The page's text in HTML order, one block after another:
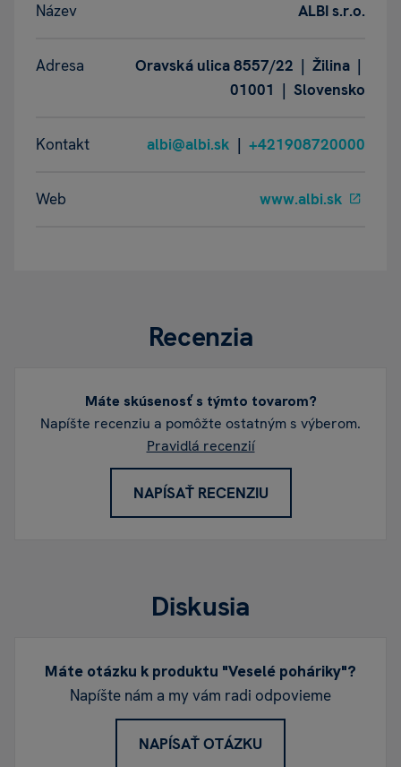
Název ALBI s.r.o.
Adresa
Oravská ulica 8557/22 | Žilina |
01001 | Slovensko
Kontakt albi@albi.sk | +421908720000
Web www.albi.sk
Recenzia
Máte skúsenosť s týmto tovarom?
Napíšte recenziu a pomôžte ostatným s výberom.
Pravidlá recenzií
NAPÍSAŤ RECENZIU
Diskusia
Máte otázku k produktu "Veselé poháriky"?
Napíšte nám a my vám radi odpovieme
NAPÍSAŤ OTÁZKU